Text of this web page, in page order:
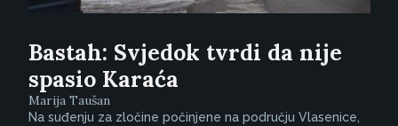
Bastah: Svjedok tvrdi da nije
spasio Karaća
Marija Taušan
Na suđenju za zločine počinjene na području Vlasenice,